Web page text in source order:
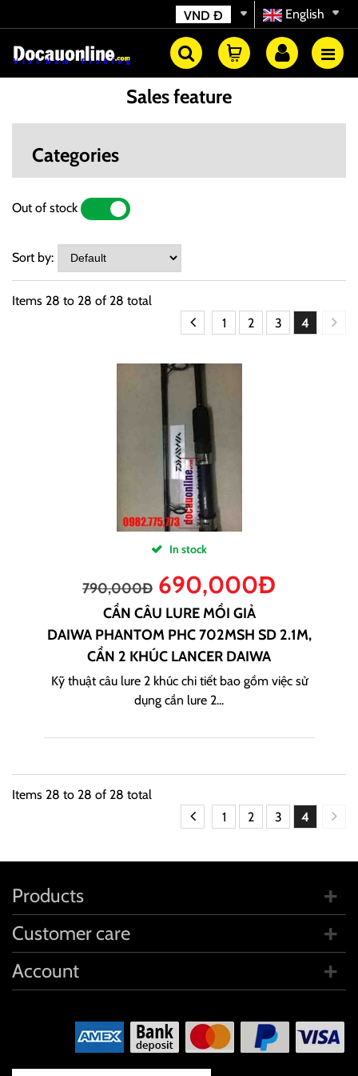
English
VND Đ
Sales feature
Categories
Out of stock
Sort by:
Items 28 to 28 of 28 total
1
2 3 4
In stock
790,000Đ 690,000Đ
CẦN CÂU LURE MỒI GIẢ
DAIWA PHANTOM PHC 702MSH SD 2.1M,
CẦN 2 KHÚC LANCER DAIWA
Kỹ thuật câu lure 2 khúc chi tiết bao gồm việc sử
dụng cần lure 2...
Items 28 to 28 of 28 total
1
2 3 4
Products
Customer care
Account